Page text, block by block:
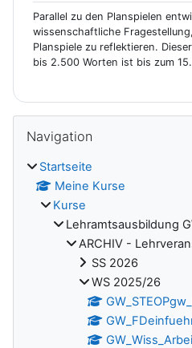
Parallel zu den Planspielen
wissenschaftliche
Planspiele zu reflektieren.
bis 2.500 Worten ist bis zum
Blöcke
Navigation
Startseite
Meine Kurse
Kurse
Lehramtsausbildung
ARCHIV -
SS 2026
WS 2025/26